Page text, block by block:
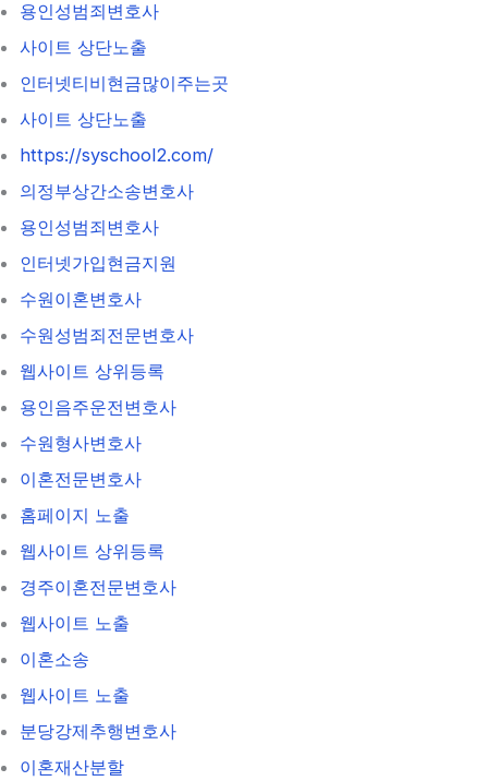
용인성범죄변호사
사이트 상단노출
인터넷티비현금많이주는곳
사이트 상단노출
https://syschool2.com/
의정부상간소송변호사
용인성범죄변호사
인터넷가입현금지원
수원이혼변호사
수원성범죄전문변호사
웹사이트 상위등록
용인음주운전변호사
수원형사변호사
이혼전문변호사
홈페이지 노출
웹사이트 상위등록
경주이혼전문변호사
웹사이트 노출
이혼소송
웹사이트 노출
분당강제추행변호사
이혼재산분할